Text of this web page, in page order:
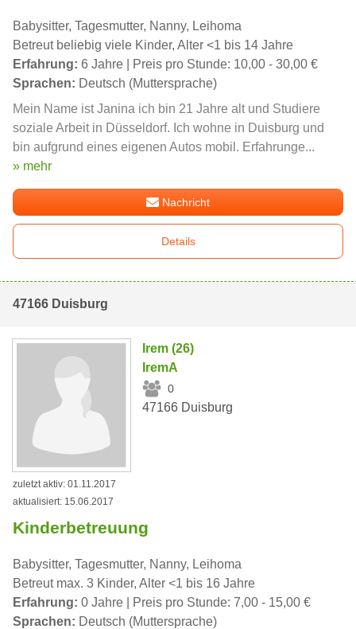
Babysitter, Tagesmutter, Nanny, Leihoma
Betreut beliebig viele Kinder, Alter <1 bis 14 Jahre
Erfahrung: 6 Jahre | Preis pro Stunde: 10,00 - 30,00 €
Sprachen: Deutsch (Muttersprache)
Mein Name ist Janina ich bin 21 Jahre alt und Studiere
soziale Arbeit in Düsseldorf. Ich wohne in Duisburg und
bin aufgrund eines eigenen Autos mobil. Erfahrunge...
» mehr
Nachricht
Details
47166 Duisburg
Irem (26)
IremA
0
47166 Duisburg
zuletzt aktiv: 01.11.2017
aktualisiert: 15.06.2017
Kinderbetreuung
Babysitter, Tagesmutter, Nanny, Leihoma
Betreut max. 3 Kinder, Alter <1 bis 16 Jahre
Erfahrung: 0 Jahre | Preis pro Stunde: 7,00 - 15,00 €
Sprachen: Deutsch (Muttersprache)